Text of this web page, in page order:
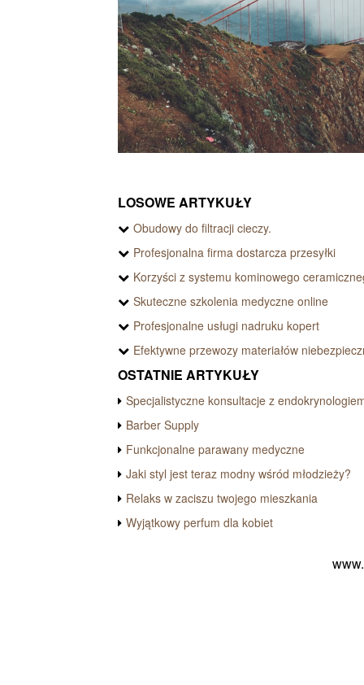
LOSOWE ARTYKUŁY
Obudowy do filtracji cieczy.
Profesjonalna firma dostarcza przesyłki
Korzyści z systemu kominowego
Skuteczne szkolenia medyczne online
Profesjonalne usługi nadruku kopert
Efektywne przewozy materiałów
OSTATNIE ARTYKUŁY
Specjalistyczne konsultacje z
Barber Supply
Funkcjonalne parawany medyczne
Jaki styl jest teraz modny wśród młodzieży?
Relaks w zaciszu twojego mieszkania
Wyjątkowy perfum dla kobiet